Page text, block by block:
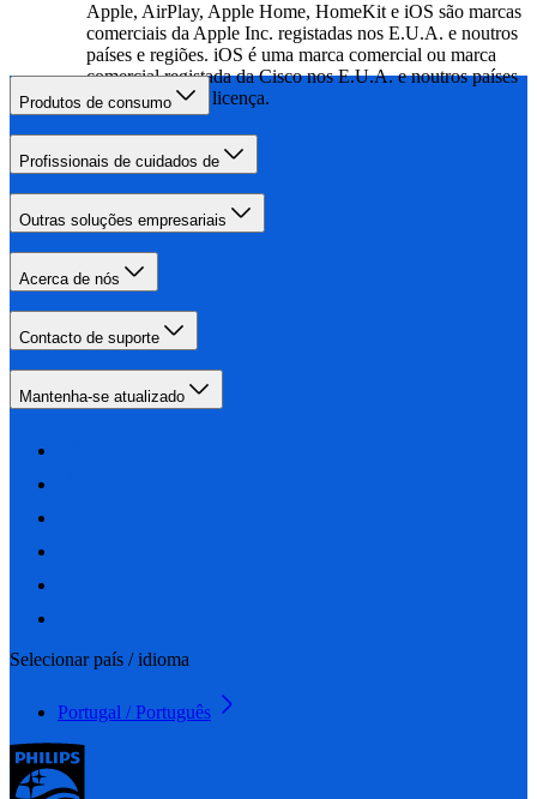
Apple, AirPlay, Apple Home, HomeKit e iOS são marcas
comerciais da Apple Inc. registadas nos E.U.A. e noutros
países e regiões. iOS é uma marca comercial ou marca
comercial registada da Cisco nos E.U.A. e noutros países
e é utilizada sob licença.
Produtos de consumo
Profissionais de cuidados de
Outras soluções empresariais
Acerca de nós
Contacto de suporte
Mantenha-se atualizado
Selecionar país / idioma
Portugal / Português